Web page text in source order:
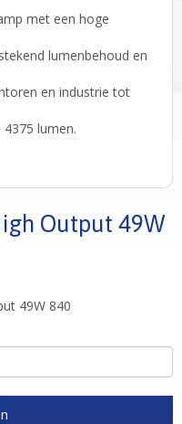
met een hoge
lumenbehoud en
en industrie tot
lumen.
Output 49W
49W 840